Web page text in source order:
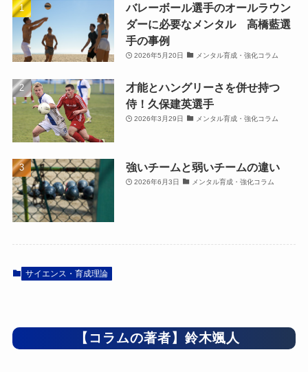
バレーボール選手のオールラウン
ダーに必要なメンタル 高橋藍選
手の事例
2026年5月20日 メンタル育成・強化コラム
才能とハングリーさを併せ持つ
侍！久保建英選手
2026年3月29日 メンタル育成・強化コラム
強いチームと弱いチームの違い
2026年6月3日 メンタル育成・強化コラム
サイエンス・育成理論
【コラムの著者】鈴木颯人